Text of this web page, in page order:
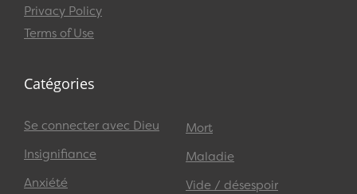
Privacy Policy
Terms of Use
Catégories
Se connecter avec Dieu
Insignifiance
Anxiété
Mort
Maladie
Vide / désespoir